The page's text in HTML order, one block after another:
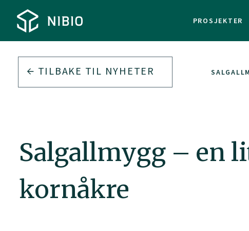
PROSJEKTER
TILBAKE TIL NYHETER
Salgallmygg – en
kornåkre